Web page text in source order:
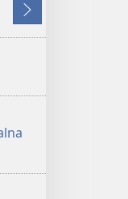
Sledeće